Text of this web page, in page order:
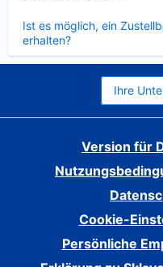
Ist es möglich, ein
erhalten?
Ihre
Version für
Cookie-
Persönliche